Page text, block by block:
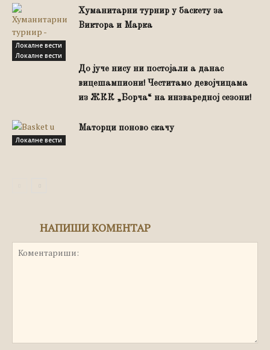
Локалне вести
Хуманитарни турнир у баскету за
Виктора и Марка
Локалне вести
До јуче нису ни постојали а данас
вицешампиони! Честитамо девојчицама
из ЖКК „Борча“ на инзваредној сезони!
Локалне вести
Маторци поново скачу
НАПИШИ КОМЕНТАР